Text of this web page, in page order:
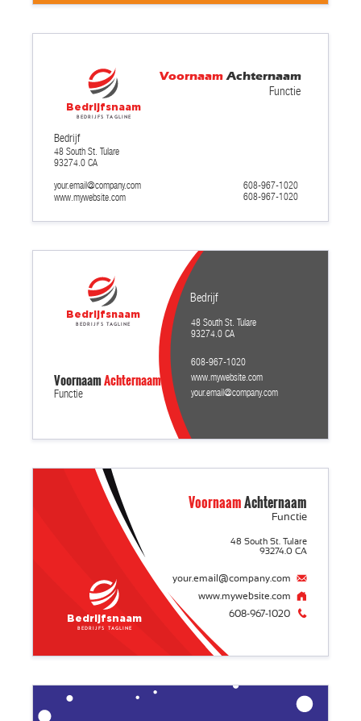
www.mywebsite.com
608-967-1020
608-967-1020
your.email@company.com
48 South St. Tulare
93274.0 CA
Bedrijf
Functie
VoornaamAchternaam
Bedrijfsnaam
Bedrijfs tagline
Functie
VoornaamAchternaam
your.email@company.com
608-967-1020
www.mywebsite.com
Bedrijf
48 South St. Tulare
93274.0 CA
Bedrijfsnaam
Bedrijfs tagline
608-967-1020
www.mywebsite.com
your.email@company.com
Functie
48 South St. Tulare
93274.0 CA
VoornaamAchternaam
Bedrijfsnaam
Bedrijfs tagline